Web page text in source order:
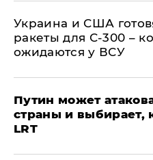
Украина и США
ракеты для С-300 –
ожидаются у ВСУ
Путин может
страны и выбирает,
LRT